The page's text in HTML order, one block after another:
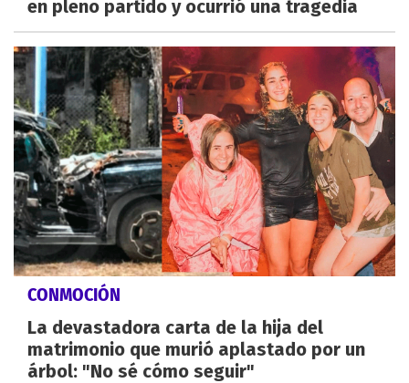
en pleno partido y ocurrió una tragedia
CONMOCIÓN
La devastadora carta de la hija del
matrimonio que murió aplastado por un
árbol: "No sé cómo seguir"